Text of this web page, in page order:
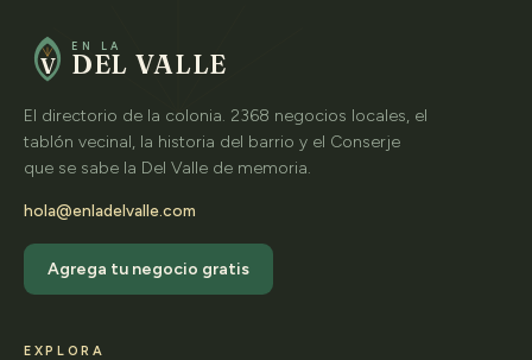
V
EN LA
DEL VALLE
El directorio de la colonia. 2368 negocios locales, el
tablón vecinal, la historia del barrio y el Conserje
que se sabe la Del Valle de memoria.
hola@enladelvalle.com
Agrega tu negocio gratis
EXPLORA